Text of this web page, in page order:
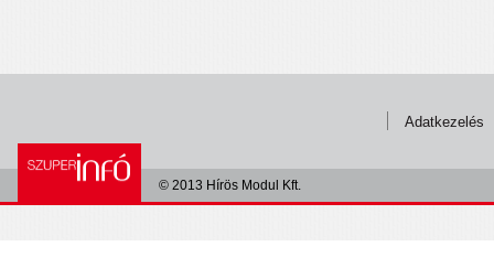
Adatkezelés
© 2013 Hírös Modul Kft.